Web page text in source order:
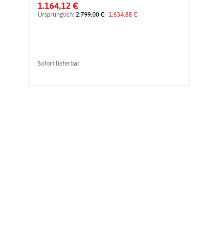
1.164,12 €
Ursprünglich: 2.799,00 €-1.634,88 €
Sofort lieferbar